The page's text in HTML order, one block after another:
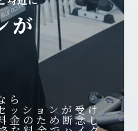
が
ら
ッションが受け
金のため断念し